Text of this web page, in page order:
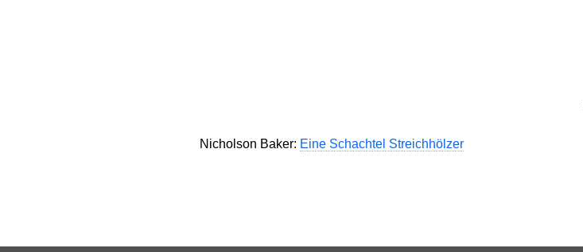
Nicholson Baker: Eine Schachtel Streichhölzer